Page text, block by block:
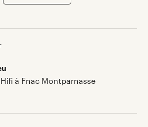
à Fnac Montparnasse